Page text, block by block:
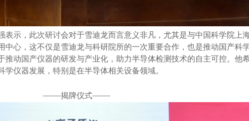
表示，此次研讨会对于雪迪龙而言意义非凡，尤其是与中国科学院上
中心，这不仅是雪迪龙与科研院所的一次重要合作，也是推动国产科
推动国产仪器的研发与产业化，助力半导体检测技术的自主可控。他
仪器发展，特别是在半导体相关设备领域。
——揭牌仪式——